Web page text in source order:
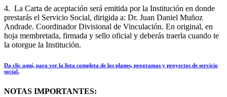
4. La Carta de aceptación será emitida por la Institución en donde
prestarás el Servicio Social, dirigida a: Dr. Juan Daniel Muñoz
Andrade. Coordinador Divisional de Vinculación. En original, en
hoja membretada, firmada y sello oficial y deberás traerla cuando te
la otorgue la Institución.
Da clic aquí, para ver la lista completa de los planes, programas y proyectos de servicio
social.
NOTAS IMPORTANTES: